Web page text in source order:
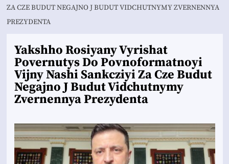
ZA CZE BUDUT NEGAJNO J BUDUT VIDCHUTNYMY ZVERNENNYA
PREZYDENTA
Yakshho Rosiyany Vyrishat
Povernutys Do Povnoformatnoyi
Vijny Nashi Sankcziyi Za Cze Budut
Negajno J Budut Vidchutnymy
Zvernennya Prezydenta